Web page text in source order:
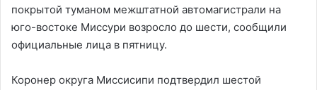
покрытой туманом межштатной автомагистрали на
юго-востоке Миссури возросло до шести, сообщили
официальные лица в пятницу.
Коронер округа Миссисипи подтвердил шестой